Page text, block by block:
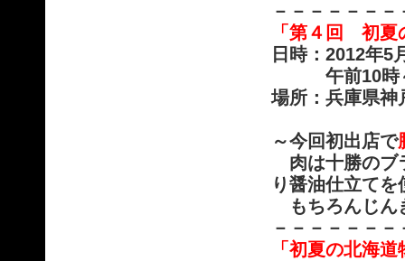
－－－－－－
「第４回 初
日時：2012年5
午前10時～
場所：兵庫県
～今回初出店で
肉は十勝のブ
り醤油仕立て
もちろんじん
－－－－－－
「初夏の北海